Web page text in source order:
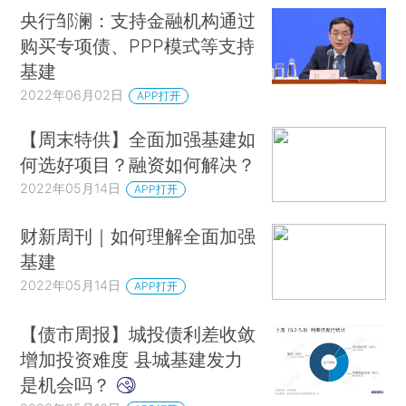
央行邹澜：支持金融机构通过
购买专项债、PPP模式等支持
基建
2022年06月02日 APP打开
【周末特供】全面加强基建如
何选好项目？融资如何解决？
2022年05月14日 APP打开
财新周刊｜如何理解全面加强
基建
2022年05月14日 APP打开
【债市周报】城投债利差收敛
增加投资难度 县城基建发力
是机会吗？